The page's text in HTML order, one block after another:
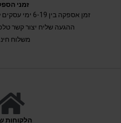
זמני
זמן אספקה בין
ההגעה שליח יצור קשר
משלוח
הלקוחות